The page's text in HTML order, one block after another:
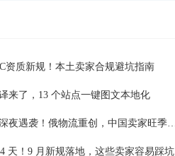
资质新规！本土卖家合规避坑指南
来了，13 个站点一键图文本地化
遇袭！俄物流重创，中国卖家旺季备货踩雷
天！9 月新规落地，这些卖家容易踩坑